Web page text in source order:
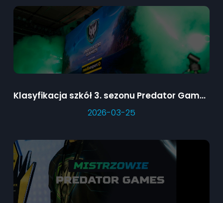
Klasyfikacja szkół 3. sezonu Predator Games
2026-03-25